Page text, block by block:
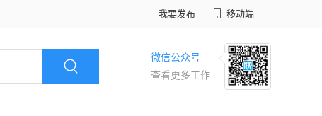
我要发布 移动端
微信公众号
查看更多工作